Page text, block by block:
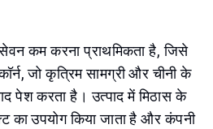
कम करना प्राथमिकता है, जिसे
जो कृत्रिम सामग्री और चीनी के
पेश करता है। उत्पाद में मिठास के
का उपयोग किया जाता है और कंपनी